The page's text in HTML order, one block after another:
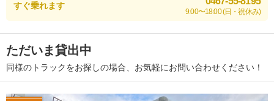
すぐ乗れます
9:00〜18:00 (日・祝休み)
ただいま貸出中
同様のトラックをお探しの場合、お気軽にお問い合わせください！